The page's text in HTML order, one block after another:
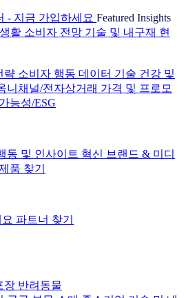
- 지금 가입하세요 Featured Insights
활 소비자 전망 기술 및 내구재 현
략 소비자 행동 데이터 기술 건강 및
니채널/전자상거래 가격 및 프로모
능성/ESG
동 및 인사이트 혁신 브랜드 & 미디
품 찾기
파트너 찾기
장 반려동물